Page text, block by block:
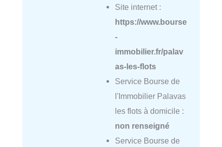
Site internet :
https://www.bourse
-
immobilier.fr/palav
as-les-flots
Service Bourse de
l'Immobilier Palavas
les flots à domicile :
non renseigné
Service Bourse de